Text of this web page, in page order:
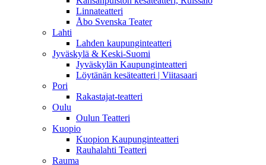
Linnateatteri
Åbo Svenska Teater
Lahti
Lahden kaupunginteatteri
Jyväskylä & Keski-Suomi
Jyväskylän Kaupunginteatteri
Löytänän kesäteatteri | Viitasaari
Pori
Rakastajat-teatteri
Oulu
Oulun Teatteri
Kuopio
Kuopion Kaupunginteatteri
Rauhalahti Teatteri
Rauma